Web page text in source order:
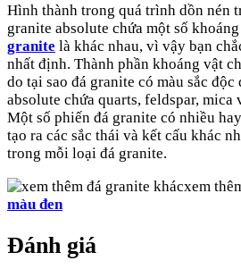
Hình thành trong quá trình dồn nén
granite absolute chứa một số
granite là khác nhau, vì vậy bạn
nhất định. Thành phần khoáng vật
do tại sao đá granite có màu sắc
absolute chứa quarts, feldspar, mica
Một số phiến đá granite có nhiều
tạo ra các sắc thái và kết cấu khác
trong mỗi loại đá granite.
xem
màu đen
Đánh giá